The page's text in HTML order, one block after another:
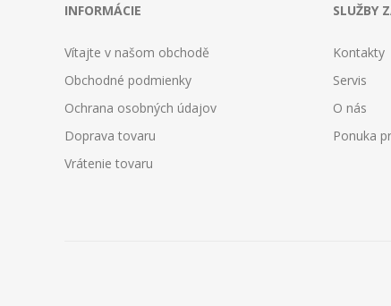
INFORMÁCIE
Vítajte v našom obchodě
Obchodné podmienky
Ochrana osobných údajov
Doprava tovaru
Vrátenie tovaru
SLUŽBY
Kontakty
Servis
O nás
Ponuka